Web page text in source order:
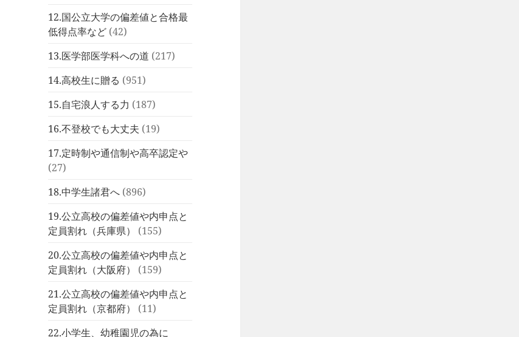
12.国公立大学の偏差値と合格最
低得点率など (42)
13.医学部医学科への道 (217)
14.高校生に贈る (951)
15.自宅浪人する力 (187)
16.不登校でも大丈夫 (19)
17.定時制や通信制や高卒認定や
(27)
18.中学生諸君へ (896)
19.公立高校の偏差値や内申点と
定員割れ（兵庫県）
(155)
20.公立高校の偏差値や内申点と
定員割れ（大阪府）
(159)
21.公立高校の偏差値や内申点と
定員割れ（京都府）
(11)
22.小学生、幼稚園児の為に